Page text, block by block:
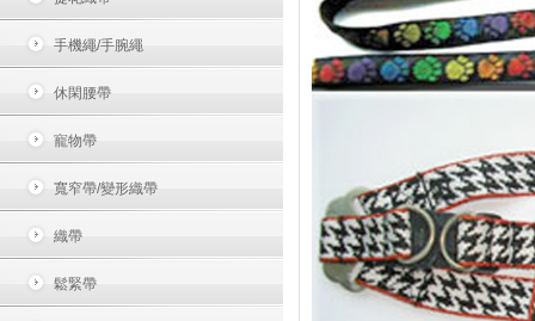
手機繩/手腕繩
休閑腰帶
寵物帶
寬窄帶/變形織帶
織帶
鬆緊帶